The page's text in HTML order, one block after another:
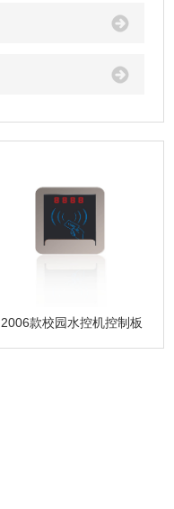
2006款校园水控机控制板